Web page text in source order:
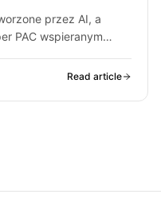
przez AI, a
PAC wspieranym
Read article